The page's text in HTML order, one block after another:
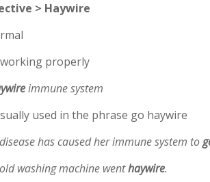
> Haywire
properly
immune system
used in the phrase go haywire
has caused her immune system to
washing machine wenthaywire.